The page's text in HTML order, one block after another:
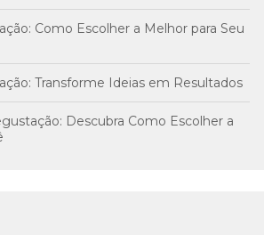
Como Escolher a Melhor para Seu
Transforme Ideias em Resultados
Descubra Como Escolher a
colaboradores